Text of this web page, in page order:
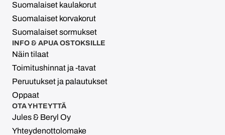
Suomalaiset kaulakorut
Suomalaiset korvakorut
Suomalaiset sormukset
INFO & APUA OSTOKSILLE
Näin tilaat
Toimitushinnat ja -tavat
Peruutukset ja palautukset
Oppaat
OTA YHTEYTTÄ
Jules & Beryl Oy
Yhteydenottolomake